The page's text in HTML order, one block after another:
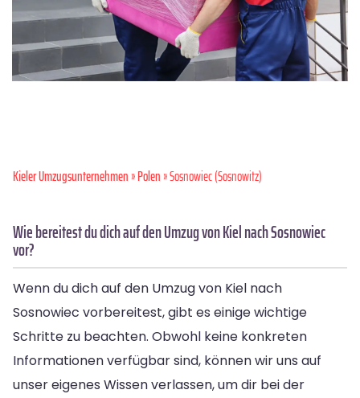
Kieler Umzugsunternehmen»Polen» Sosnowiec (Sosnowitz)
Wie bereitest du dich auf den Umzug von Kiel nach Sosnowiec
vor?
Wenn du dich auf den Umzug von Kiel nach
Sosnowiec vorbereitest, gibt es einige wichtige
Schritte zu beachten. Obwohl keine konkreten
Informationen verfügbar sind, können wir uns auf
unser eigenes Wissen verlassen, um dir bei der